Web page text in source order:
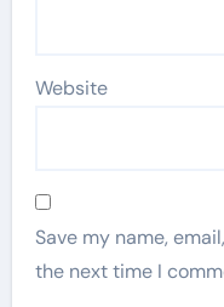
Website
Save my name,
the next time I